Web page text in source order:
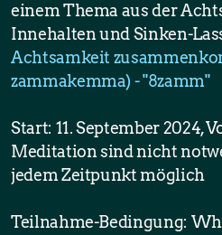
einem Thema aus der
Innehalten und Sinken-
Achtsamkeit
zammakemma) - "8zamm"
Start: 11. September 2024,
Meditation sind nicht
jedem Zeitpunkt möglich
Teilnahme-Bedingung: